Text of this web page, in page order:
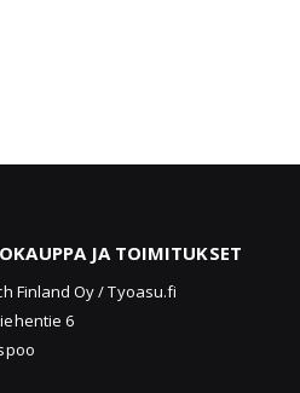
JA TOIMITUKSET
Finland Oy / Tyoasu.fi
6